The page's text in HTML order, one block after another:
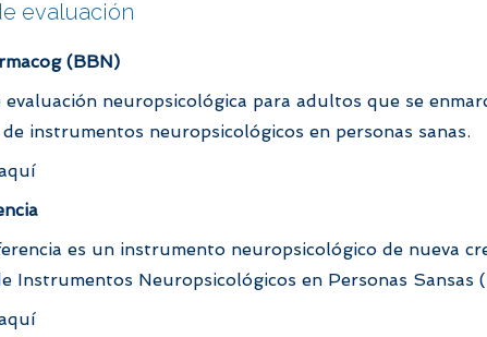
evaluación
(BBN)
evaluación neuropsicológica para adultos que se
instrumentos neuropsicológicos en personas sanas.
es un instrumento neuropsicológico de nueva
Instrumentos Neuropsicológicos en Personas Sansas